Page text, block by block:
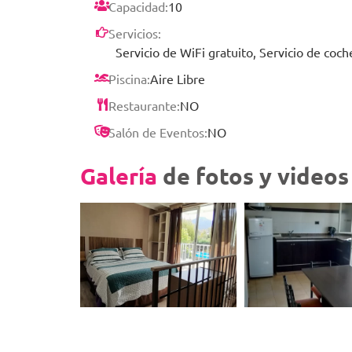
Capacidad:10
Servicios:
Servicio de WiFi gratuito, Servicio de
Piscina:Aire Libre
Restaurante:NO
Salón de Eventos:NO
Galería de fotos y videos